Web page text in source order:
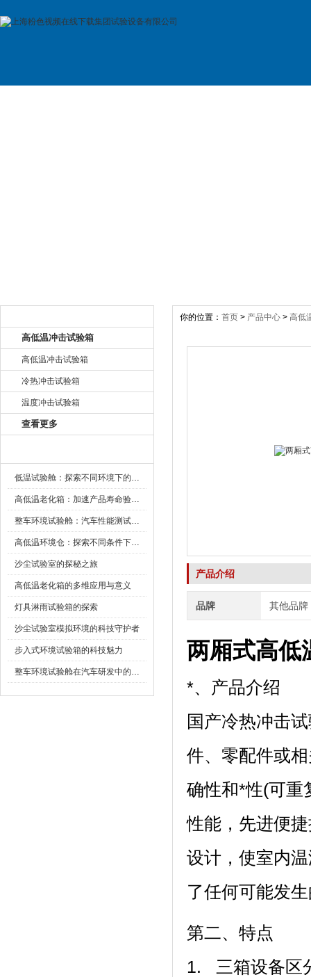
高低温冲击试验箱
高低温冲击试验箱
冷热冲击试验箱
温度冲击试验箱
查看更多
低温试验舱：探索不同环境下的科技边界
高低温老化箱：加速产品寿命验证的可靠伙伴
整车环境试验舱：汽车性能测试的设备
高低温环境仓：探索不同条件下的科学奥秘
沙尘试验室的探秘之旅
高低温老化箱的多维应用与意义
灯具淋雨试验箱的探索
沙尘试验室模拟环境的科技守护者
步入式环境试验箱的科技魅力
整车环境试验舱在汽车研发中的作用
你的位置： 首页 > 产品中心 > 高低
产品介绍
品牌 其他品牌
两厢式高低
*、产品介绍
国产冷热冲击试
件、零配件
确性和*性(可重
性能，先进便
设计，使室内
了任何可能发生
第二、特点
1. 三箱设备区分为